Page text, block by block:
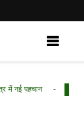
Chhattisgarh